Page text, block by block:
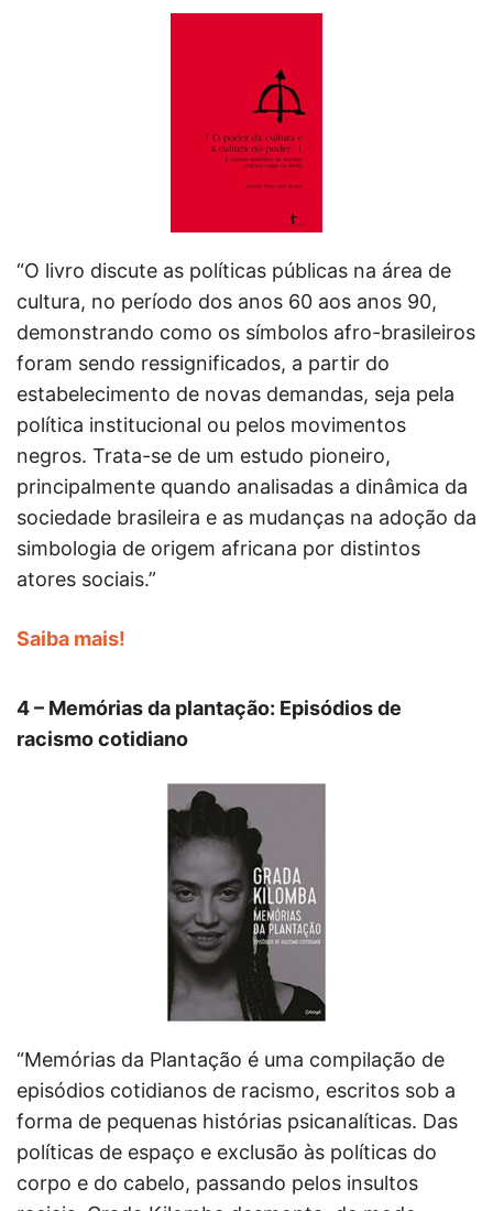
“O livro discute as políticas públicas na área de
cultura, no período dos anos 60 aos anos 90,
demonstrando como os símbolos afro-brasileiros
foram sendo ressignificados, a partir do
estabelecimento de novas demandas, seja pela
política institucional ou pelos movimentos
negros. Trata-se de um estudo pioneiro,
principalmente quando analisadas a dinâmica da
sociedade brasileira e as mudanças na adoção da
simbologia de origem africana por distintos
atores sociais.”
Saiba mais!
4 – Memórias da plantação: Episódios de
racismo cotidiano
“Memórias da Plantação é uma compilação de
episódios cotidianos de racismo, escritos sob a
forma de pequenas histórias psicanalíticas. Das
políticas de espaço e exclusão às políticas do
corpo e do cabelo, passando pelos insultos